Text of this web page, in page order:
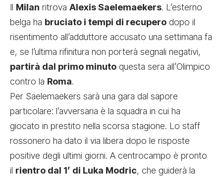
Il Milan ritrova Alexis Saelemaekers. L’esterno
belga ha bruciato i tempi di recupero dopo il
risentimento all’adduttore accusato una settimana fa
e, se l’ultima rifinitura non porterà segnali negativi,
partirà dal primo minuto questa sera all’Olimpico
contro la Roma.
Per Saelemaekers sarà una gara dal sapore
particolare: l’avversaria è la squadra in cui ha
giocato in prestito nella scorsa stagione. Lo staff
rossonero ha dato il via libera dopo le risposte
positive degli ultimi giorni. A centrocampo è pronto
il rientro dal 1’ di Luka Modric, che guiderà la